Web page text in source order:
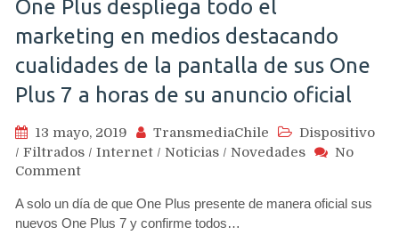
One Plus despliega todo el
marketing en medios destacando
cualidades de la pantalla de sus One
Plus 7 a horas de su anuncio oficial
13 mayo, 2019 TransmediaChile
Dispositivo
/ Filtrados / Internet / Noticias / Novedades
No
Commenton
Plus
despliega
A solo un día de que One Plus presente de manera oficial sus
nuevos One Plus 7 y confirme todos…